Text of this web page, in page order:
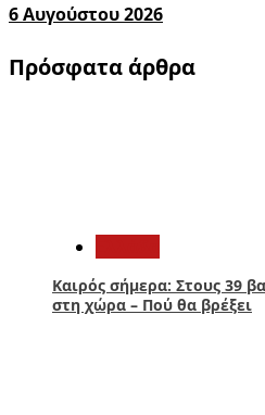
6 Αυγούστου 2026
Πρόσφατα άρθρα
Καιρός σήμερα: Στους 39
στη χώρα – Πού θα βρέξει